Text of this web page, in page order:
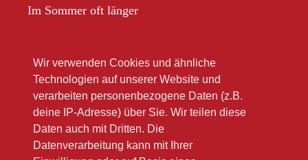
Im Sommer oft länger
(link zu Google)
Wir verwenden Cookies und ähnliche
Technologien auf unserer Website und
verarbeiten personenbezogene Daten (z.B.
deine IP-Adresse) über Sie. Wir teilen diese
Daten auch mit Dritten. Die
Datenverarbeitung kann mit Ihrer